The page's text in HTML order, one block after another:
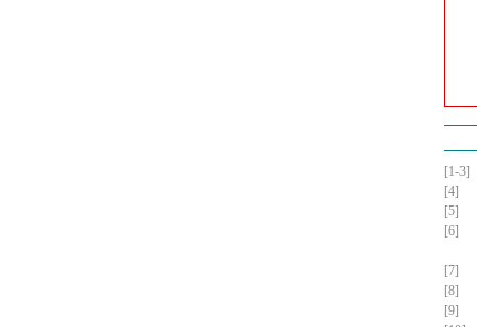
[1-3]
[4]
[5]
[6]
[7]
[8]
[9]